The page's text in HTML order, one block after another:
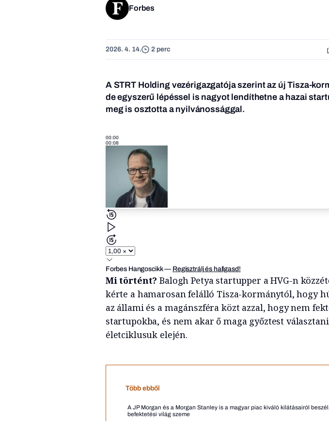
Forbes
2026. 4. 14. 2 perc
A STRT Holding vezérigazgatója szerint az új Tisza-
de egyszerű lépéssel is nagyot lendíthetne a hazai
meg is osztotta a nyilvánossággal.
00:00
00:08
Forbes Hangoscikk— Regisztrálj és hallgasd!
Mi történt?Balogh Petya startupper a HVG-n
kérte a hamarosan felálló Tisza-kormánytól, hogy
az állami és a magánszféra közt azzal, hogy nem
startupokba, és nem akar ő maga győztest
életciklusuk elején.
Több ebből
A JP Morgan és a Morgan Stanley is a magyar piac kiváló kilátásairól
befektetési világ szeme